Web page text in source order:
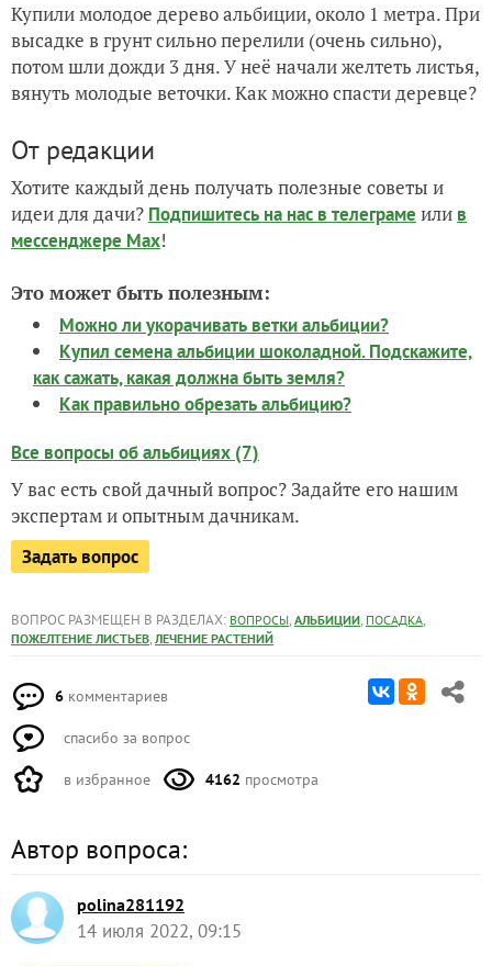
Купили молодое дерево альбиции, около 1 метра. При
высадке в грунт сильно перелили (очень сильно),
потом шли дожди 3 дня. У неё начали желтеть листья,
вянуть молодые веточки. Как можно спасти деревце?
От редакции
Хотите каждый день получать полезные советы и
идеи для дачи? Подпишитесь на нас в телеграме или в
мессенджере Max!
Это может быть полезным:
Можно ли укорачивать ветки альбиции?
Купил семена альбиции шоколадной. Подскажите,
как сажать, какая должна быть земля?
Как правильно обрезать альбицию?
Все вопросы об альбициях (7)
У вас есть свой дачный вопрос? Задайте его нашим
экспертам и опытным дачникам.
Задать вопрос
ВОПРОС РАЗМЕЩЕН В РАЗДЕЛАХ: ВОПРОСЫ, АЛЬБИЦИИ, ПОСАДКА,
ПОЖЕЛТЕНИЕ ЛИСТЬЕВ, ЛЕЧЕНИЕ РАСТЕНИЙ
6 комментариев
спасибо за вопрос
в избранное 4162 просмотра
Автор вопроса:
polina281192
14 июля 2022, 09:15